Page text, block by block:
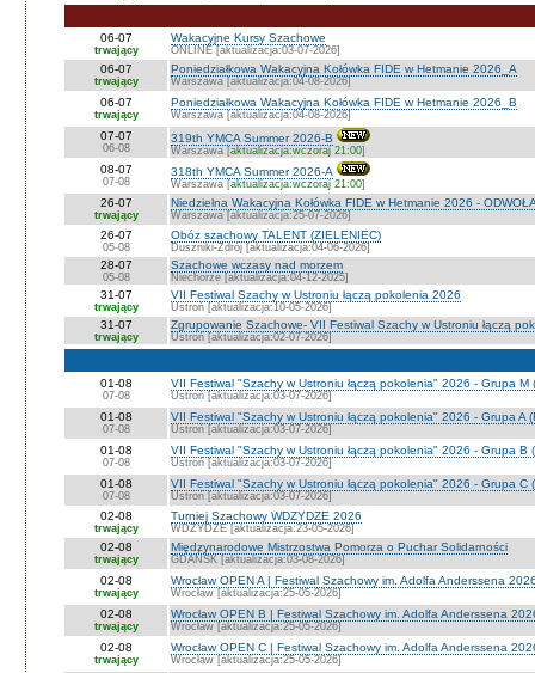
06-07
trwający
Wakacyjne Kursy Szachowe
ONLINE [aktualizacja:03-07-2026]
06-07
trwający
Poniedziałkowa Wakacyjna Kołówka FIDE w Hetmanie 2026_A
Warszawa [aktualizacja:04-08-2026]
06-07
trwający
Poniedziałkowa Wakacyjna Kołówka FIDE w Hetmanie 2026_B
Warszawa [aktualizacja:04-08-2026]
07-07
06-08
319th YMCA Summer 2026-B
Warszawa [aktualizacja:wczoraj 21:00]
08-07
07-08
318th YMCA Summer 2026-A
Warszawa [aktualizacja:wczoraj 21:00]
26-07
trwający
Niedzielna Wakacyjna Kołówka FIDE w Hetmanie 2026 -
Warszawa [aktualizacja:25-07-2026]
26-07
05-08
Obóz szachowy TALENT (ZIELENIEC)
Duszniki-Zdrój [aktualizacja:04-06-2026]
28-07
05-08
Szachowe wczasy nad morzem
Niechorze [aktualizacja:04-12-2025]
31-07
trwający
VII Festiwal Szachy w Ustroniu łączą pokolenia 2026
Ustroń [aktualizacja:10-05-2026]
31-07
trwający
Zgrupowanie Szachowe- VII Festiwal Szachy w Ustroniu łączą
Ustroń [aktualizacja:02-07-2026]
01-08
07-08
VII Festiwal "Szachy w Ustroniu łączą pokolenia" 2026 - Grupa M
Ustroń [aktualizacja:03-07-2026]
01-08
07-08
VII Festiwal "Szachy w Ustroniu łączą pokolenia" 2026 - Grupa A
Ustroń [aktualizacja:03-07-2026]
01-08
07-08
VII Festiwal "Szachy w Ustroniu łączą pokolenia" 2026 - Grupa B
Ustroń [aktualizacja:03-07-2026]
01-08
07-08
VII Festiwal "Szachy w Ustroniu łączą pokolenia" 2026 - Grupa C
Ustroń [aktualizacja:03-07-2026]
02-08
trwający
Turniej Szachowy WDZYDZE 2026
WDZYDZE [aktualizacja:23-05-2026]
02-08
trwający
Międzynarodowe Mistrzostwa Pomorza o Puchar Solidarności
GDAŃSK [aktualizacja:03-08-2026]
02-08
trwający
Wrocław OPEN A | Festiwal Szachowy im. Adolfa Anderssena
Wrocław [aktualizacja:25-05-2026]
02-08
trwający
Wrocław OPEN B | Festiwal Szachowy im. Adolfa Anderssena
Wrocław [aktualizacja:25-05-2026]
02-08
trwający
Wrocław OPEN C | Festiwal Szachowy im. Adolfa Anderssena
Wrocław [aktualizacja:25-05-2026]